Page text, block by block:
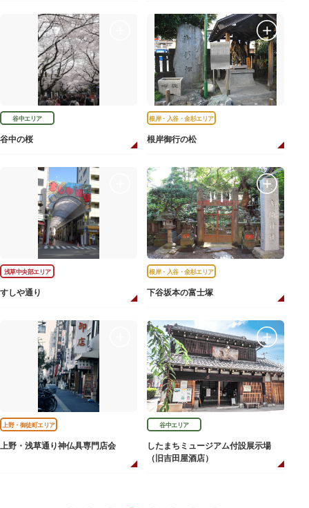
谷中エリア
谷中の桜
根岸・入谷・金杉エリア
根岸御行の松
浅草中央部エリア
すしや通り
根岸・入谷・金杉エリア
下谷坂本の富士塚
上野・御徒町エリア
上野・浅草通り神仏具専門店会
谷中エリア
したまちミュージアム付設展示場
（旧吉田屋酒店）